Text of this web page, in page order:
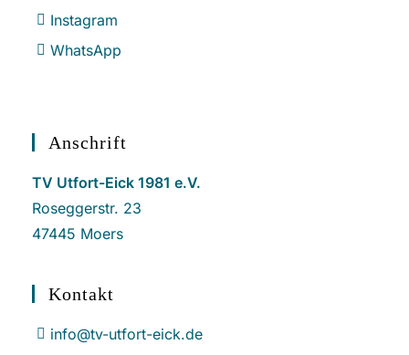
Instagram
WhatsApp
Anschrift
TV Utfort-Eick 1981 e.V.
Roseggerstr. 23
47445 Moers
Kontakt
info@tv-utfort-eick.de